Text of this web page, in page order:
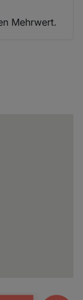
Mehrwert.